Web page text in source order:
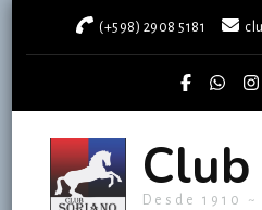
(+598) 2908 5181
Desde 1910 ~